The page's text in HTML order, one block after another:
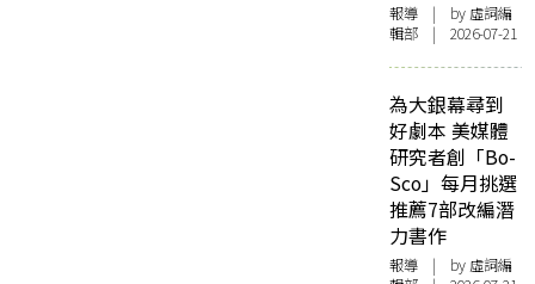
報導 | by 虛詞編
輯部 | 2026-07-21
為大銀幕尋到
好劇本 美媒體
研究者創「Bo-
Sco」每月挑選
推薦7部改編潛
力書作
報導 | by 虛詞編